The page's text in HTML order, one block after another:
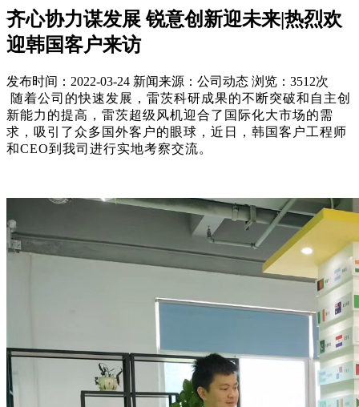
齐心协力谋发展 锐意创新迎未来|热烈欢
迎韩国客户来访
发布时间：2022-03-24 新闻来源：公司动态 浏览：3512次
随着公司的快速发展，雷茨科研成果的不断突破和自主创
新能力的提高，雷茨超级风机迎合了国际化大市场的需
求，吸引了众多国外客户的眼球， 近日，韩国客户工程师
和CEO到我司进行实地考察交流。